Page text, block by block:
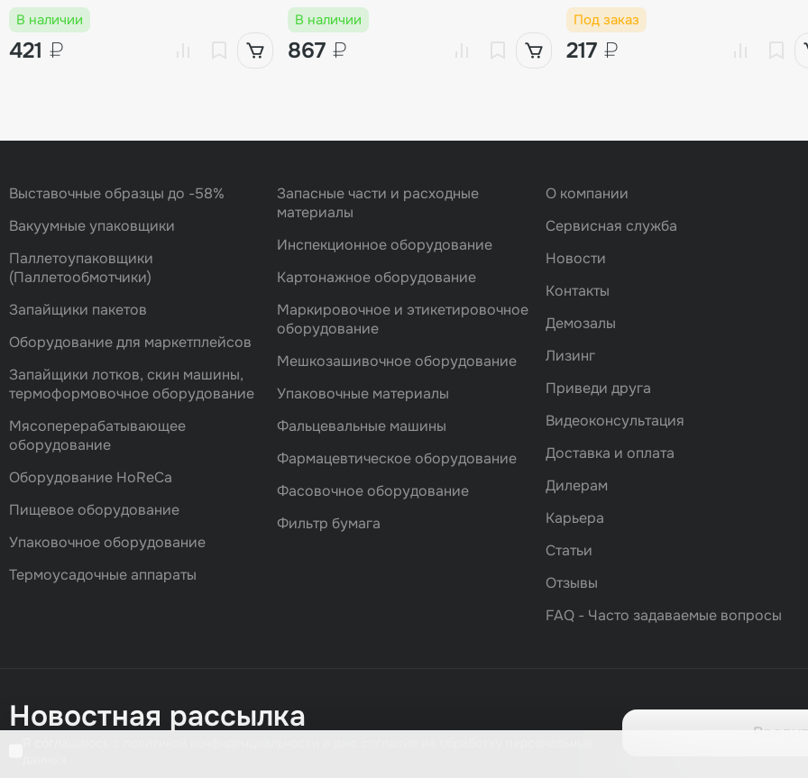
В наличии
421 ₽
В наличии
867 ₽
Под заказ
217 ₽
Выставочные образцы до -58%
Вакуумные упаковщики
Паллетоупаковщики
(Паллетообмотчики)
Запайщики пакетов
Оборудование для маркетплейсов
Запайщики лотков, скин машины,
термоформовочное оборудование
Мясоперерабатывающее
оборудование
Оборудование HoReCa
Пищевое оборудование
Упаковочное оборудование
Термоусадочные аппараты
Запасные части и расходные
материалы
Инспекционное оборудование
Картонажное оборудование
Маркировочное и этикетировочное
оборудование
Мешкозашивочное оборудование
Упаковочные материалы
Фальцевальные машины
Фармацевтическое оборудование
Фасовочноe оборудование
Фильтр бумага
О компании
Сервисная служба
Новости
Контакты
Демозалы
Лизинг
Приведи друга
Видеоконсультация
Доставка и оплата
Дилерам
Карьера
Статьи
Отзывы
FAQ - Часто задаваемые вопросы
Новостная рассылка